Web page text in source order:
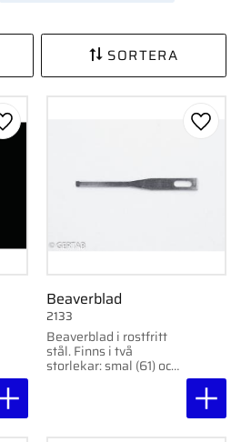
SORTERA
Lägg till i favoriter
Beaverblad
Beaverblad i rostfritt
stål. Finns i två
storlekar: smal (61) och
2133
Lägg